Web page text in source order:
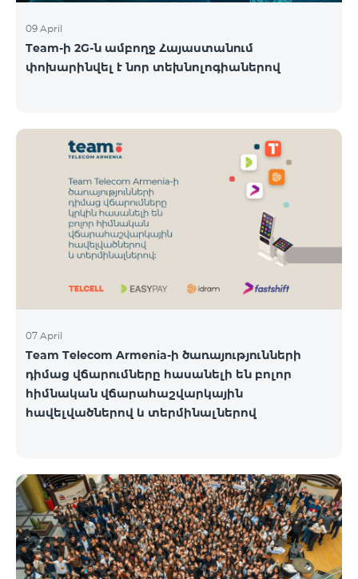
09 April
Team-ի 2G-ն ամբողջ Հայաստանում
փոխարինվել է նոր տեխնոլոգիաներով
07 April
Team Telecom Armenia-ի ծառայությունների
դիմաց վճարումները հասանելի են բոլոր
հիմնական վճարահաշվարկային
հավելվածներով և տերմինալներով